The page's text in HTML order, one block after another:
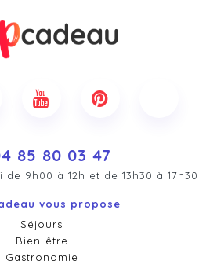
85 80 03 47
9h00 à 12h et de 13h30 à 17h30
vous propose
Séjours
Bien-être
Gastronomie